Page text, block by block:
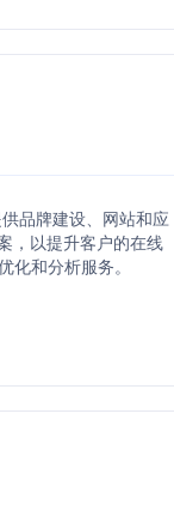
品牌建设、网站和应
，以提升客户的在线
和分析服务。